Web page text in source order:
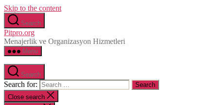
Skip to the content
Search
Pitpro.org
Menajerlik ve Organizasyon Hizmetleri
Menu
Search
Search for:
Close search